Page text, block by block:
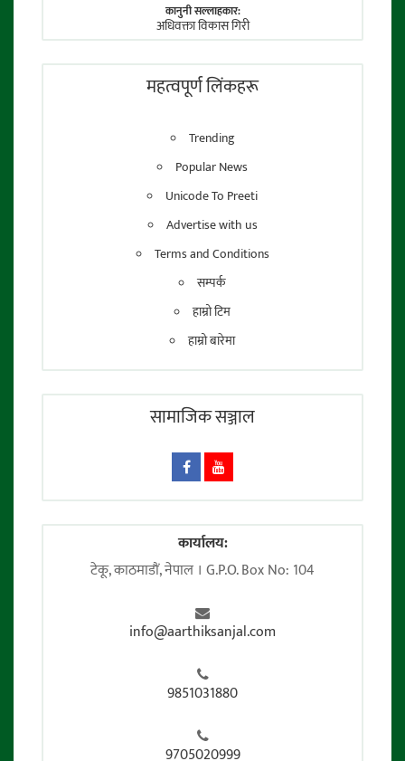
कानुनी सल्लाहकार:
अधिवक्ता विकास गिरी
तेजेन्द्र श्रेष्ठ
महत्वपूर्ण लिंकहरू
Trending
Popular News
Unicode To Preeti
Advertise with us
Terms and Conditions
सम्पर्क
हाम्रो टिम
हाम्रो बारेमा
सामाजिक सञ्जाल
कार्यालय:
टेकू, काठमाडाैं, नेपाल । G.P.O. Box No: 104
info@aarthiksanjal.com
9851031880
9705020999